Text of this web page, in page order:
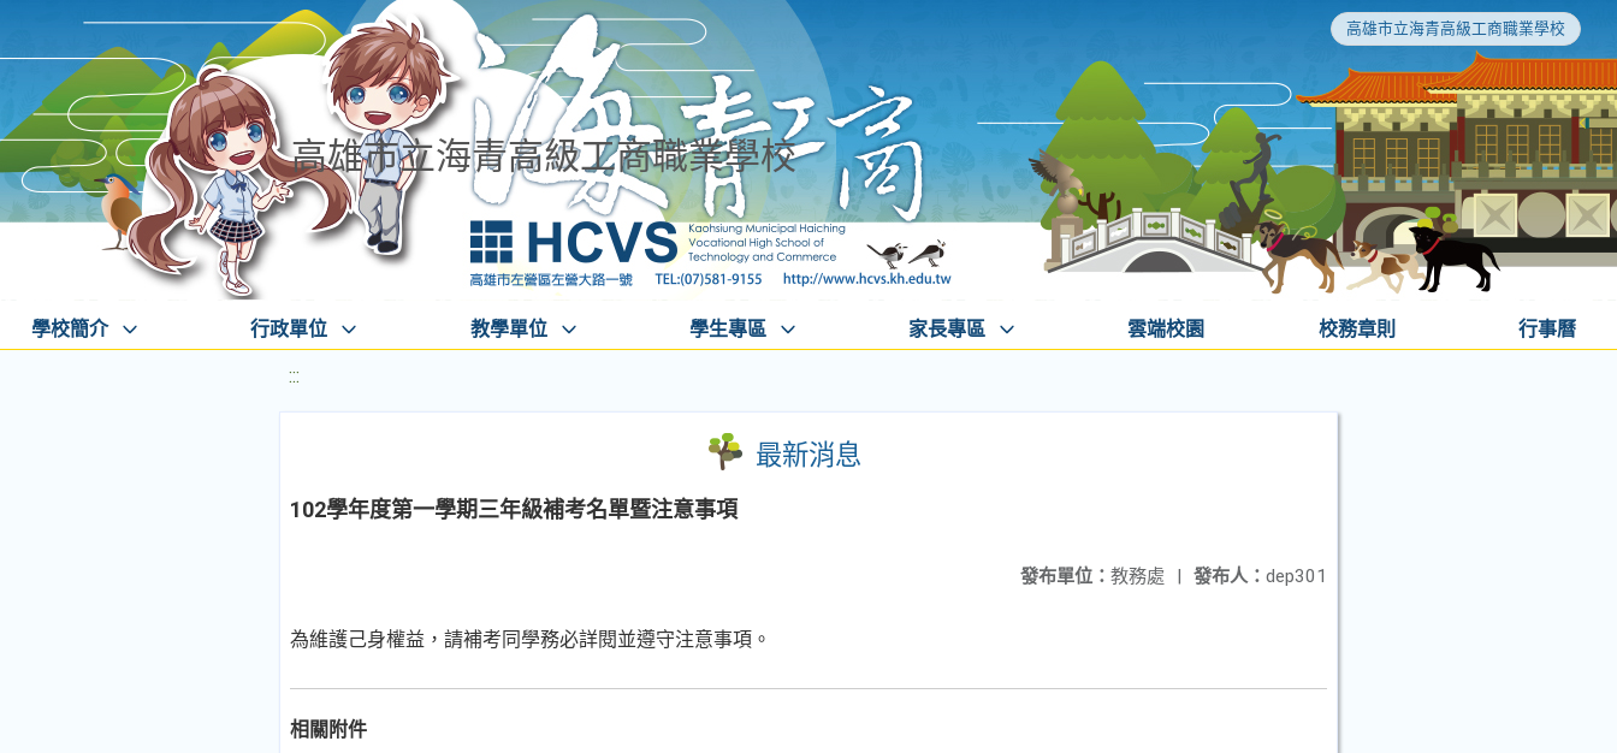
高雄市立海青高級工商職業學校
高雄市立海青高級工商職業學校
學校簡介 行政單位 教學單位 學生專區 家長專區 雲端校園 校務章則 行事曆
:::
最新消息
102學年度第一學期三年級補考名單暨注意事項
發布人： dep301
發布單位： 教務處 |
為維護己身權益，請補考同學務必詳閱並遵守注意事項。
相關附件